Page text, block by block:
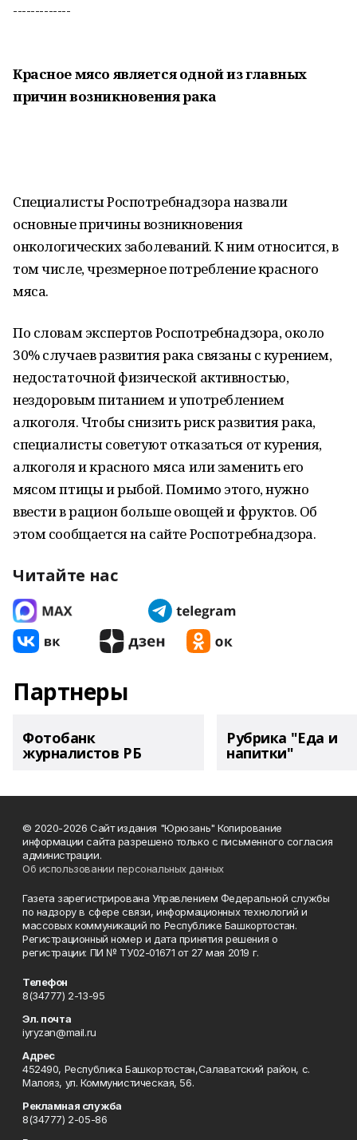
-------------
Красное мясо является одной из главных
причин возникновения рака
Специалисты Роспотребнадзора назвали
основные причины возникновения
онкологических заболеваний. К ним относится, в
том числе, чрезмерное потребление красного
мяса.
По словам экспертов Роспотребнадзора, около
30% случаев развития рака связаны с курением,
недостаточной физической активностью,
нездоровым питанием и употреблением
алкоголя. Чтобы снизить риск развития рака,
специалисты советуют отказаться от курения,
алкоголя и красного мяса или заменить его
мясом птицы и рыбой. Помимо этого, нужно
ввести в рацион больше овощей и фруктов. Об
этом сообщается на сайте Роспотребнадзора.
Читайте нас
Партнеры
Фотобанк
журналистов РБ
Рубрика "Еда и
напитки"
© 2020-2026 Сайт издания "Юрюзань" Копирование
информации сайта разрешено только с письменного согласия
администрации.
Об использовании персональных данных
Газета зарегистрирована Управлением Федеральной службы
по надзору в сфере связи, информационных технологий и
массовых коммуникаций по Республике Башкортостан.
Регистрационный номер и дата принятия решения о
регистрации: ПИ № ТУ02-01671 от 27 мая 2019 г.
Телефон
8(34777) 2-13-95
Эл. почта
iyryzan@mail.ru
Адрес
452490, Республика Башкортостан,Салаватский район, с.
Малояз, ул. Коммунистическая, 56.
Рекламная служба
8(34777) 2-05-86